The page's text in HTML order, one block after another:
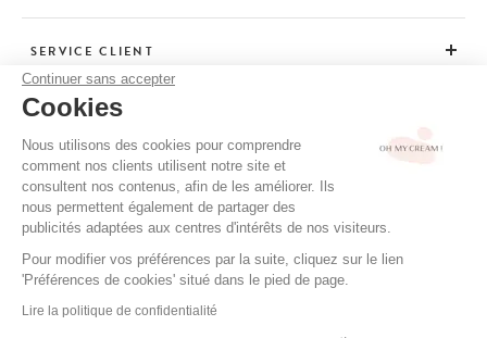
Continuer sans accepter
Cookies
Nous utilisons des cookies pour comprendre
comment nos clients utilisent notre site et
consultent nos contenus, afin de les améliorer. Ils
nous permettent également de partager des
publicités adaptées aux centres d'intérêts de nos visiteurs.
Pour modifier vos préférences par la suite, cliquez sur le lien
'Préférences de cookies' situé dans le pied de page.
Lire la politique de confidentialité
SERVICE CLIENT
CONSEILS
CGV / CGU
MENTIONS LÉGALES
POLITIQUE DE CONFIDENTIALITÉ
CRÉDITS